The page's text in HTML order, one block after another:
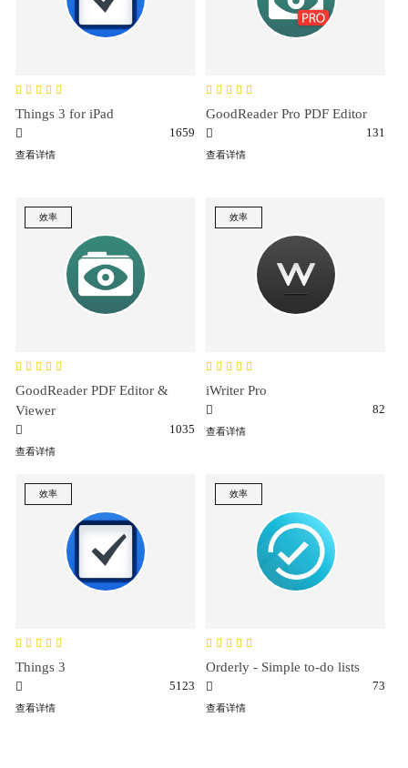
Things 3 for iPad
1659
查看详情
GoodReader Pro PDF Editor
131
查看详情
效率
GoodReader PDF Editor &
Viewer
1035
查看详情
效率
iWriter Pro
82
查看详情
效率
Things 3
5123
查看详情
效率
Orderly - Simple to-do lists
73
查看详情